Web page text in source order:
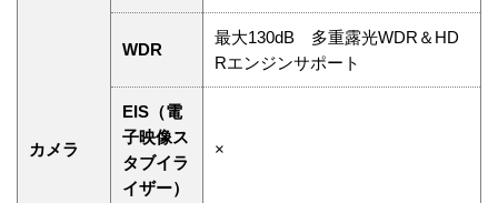
カメラ
WDR
最大130dB 多重露光WDR＆HD
Rエンジンサポート
EIS（電
子映像ス
タブイラ
イザー）
×